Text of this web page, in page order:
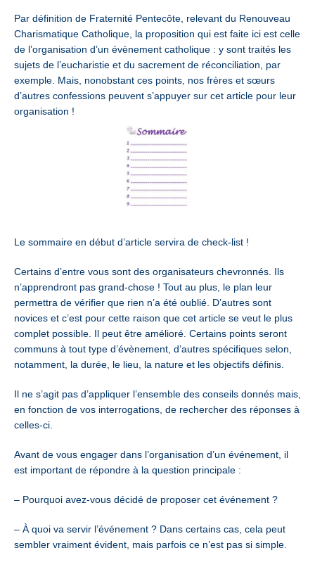
Par définition de Fraternité Pentecôte, relevant du Renouveau
Charismatique Catholique, la proposition qui est faite ici est celle
de l’organisation d’un évènement catholique : y sont traités les
sujets de l’eucharistie et du sacrement de réconciliation, par
exemple. Mais, nonobstant ces points, nos frères et sœurs
d’autres confessions peuvent s’appuyer sur cet article pour leur
organisation !
Le sommaire en début d’article servira de check-list !
Certains d’entre vous sont des organisateurs chevronnés. Ils
n’apprendront pas grand-chose ! Tout au plus, le plan leur
permettra de vérifier que rien n’a été oublié. D’autres sont
novices et c’est pour cette raison que cet article se veut le plus
complet possible. Il peut être amélioré. Certains points seront
communs à tout type d’évènement, d’autres spécifiques selon,
notamment, la durée, le lieu, la nature et les objectifs définis.
Il ne s’agit pas d’appliquer l’ensemble des conseils donnés mais,
en fonction de vos interrogations, de rechercher des réponses à
celles-ci.
Avant de vous engager dans l’organisation d’un événement, il
est important de répondre à la question principale :
– Pourquoi avez-vous décidé de proposer cet événement ?
– À quoi va servir l’événement ? Dans certains cas, cela peut
sembler vraiment évident, mais parfois ce n’est pas si simple.